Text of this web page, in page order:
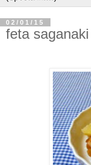
02/01/15
feta saganaki